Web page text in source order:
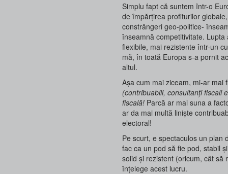
Simplu fapt că suntem într-o
de împărțirea profiturilor
constrângeri geo-politice-
înseamnă competitivitate.
flexibile, mai rezistente într-un
mă, în toată Europa s-a pornit
altul.
Așa cum mai ziceam, mi-ar mai
(contribuabili, consultanți fiscali
fiscală! Parcă ar mai suna a
ar da mai multă liniște
electoral!
Pe scurt, e spectaculos un plan
fac ca un pod să fie pod, stabil
solid și rezistent (oricum, cât să
înțelege acest lucru.